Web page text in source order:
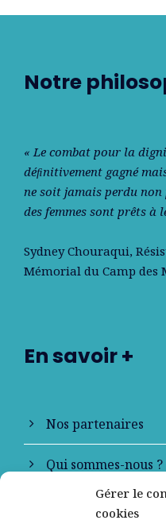
Gérer le
cookies
Notre
« Le combat pour la
déﬁnitivement gagné
ne soit jamais perdu non
des femmes sont prêts à
Sydney Chouraqui,
Mémorial du Camp des
En savoir +
Nos partenaires
Qui sommes-nous ?
Contactez-nous